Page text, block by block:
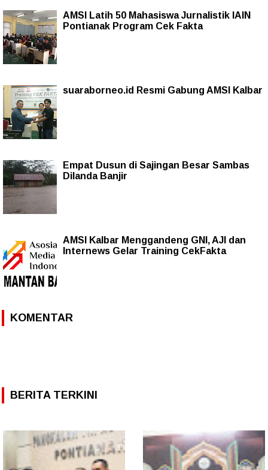
AMSI Latih 50 Mahasiswa Jurnalistik IAIN
Pontianak Program Cek Fakta
suaraborneo.id Resmi Gabung AMSI Kalbar
Empat Dusun di Sajingan Besar Sambas
Dilanda Banjir
AMSI Kalbar Menggandeng GNI, AJI dan
Internews Gelar Training CekFakta
KOMENTAR
BERITA TERKINI